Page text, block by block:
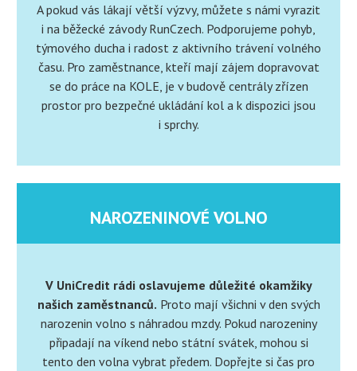
A pokud vás lákají větší výzvy, můžete s námi vyrazit
i na běžecké závody RunCzech. Podporujeme pohyb,
týmového ducha i radost z aktivního trávení volného
času. Pro zaměstnance, kteří mají zájem dopravovat
se do práce na KOLE, je v budově centrály zřízen
prostor pro bezpečné ukládání kol a k dispozici jsou
i sprchy.
NAROZENINOVÉ VOLNO
V UniCredit rádi oslavujeme důležité okamžiky
našich zaměstnanců. Proto mají všichni v den svých
narozenin volno s náhradou mzdy. Pokud narozeniny
připadají na víkend nebo státní svátek, mohou si
tento den volna vybrat předem. Dopřejte si čas pro